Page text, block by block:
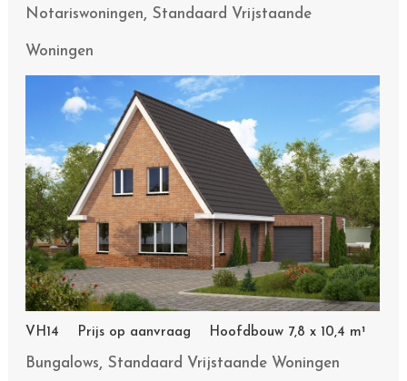
Notariswoningen,Standaard Vrijstaande
Woningen
VH14 Prijs op aanvraag Hoofdbouw 7,8 x 10,4 m¹
Bungalows,Standaard Vrijstaande Woningen